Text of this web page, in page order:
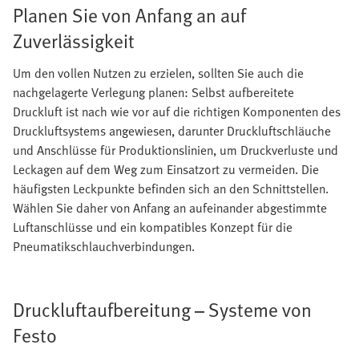
Planen Sie von Anfang an auf
Zuverlässigkeit
Um den vollen Nutzen zu erzielen, sollten Sie auch die
nachgelagerte Verlegung planen: Selbst aufbereitete
Druckluft ist nach wie vor auf die richtigen Komponenten des
Druckluftsystems angewiesen, darunter Druckluftschläuche
und Anschlüsse für Produktionslinien, um Druckverluste und
Leckagen auf dem Weg zum Einsatzort zu vermeiden. Die
häufigsten Leckpunkte befinden sich an den Schnittstellen.
Wählen Sie daher von Anfang an aufeinander abgestimmte
Luftanschlüsse und ein kompatibles Konzept für die
Pneumatikschlauchverbindungen.
Druckluftaufbereitung – Systeme von
Festo